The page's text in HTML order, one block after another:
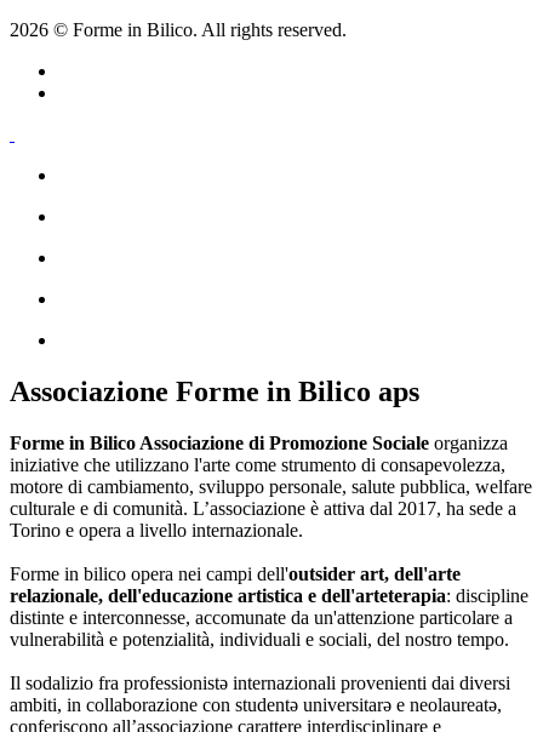
2026 © Forme in Bilico. All rights reserved.
Associazione Forme in Bilico aps
Forme in Bilico Associazione di Promozione Sociale organizza
iniziative che utilizzano l'arte come strumento di consapevolezza,
motore di cambiamento, sviluppo personale, salute pubblica, welfare
culturale e di comunità. L’associazione è attiva dal 2017, ha sede a
Torino e opera a livello internazionale.
Forme in bilico opera nei campi dell'outsider art, dell'arte
relazionale, dell'educazione artistica e dell'arteterapia: discipline
distinte e interconnesse, accomunate da un'attenzione particolare a
vulnerabilità e potenzialità, individuali e sociali, del nostro tempo.
Il sodalizio fra professionistə internazionali provenienti dai diversi
ambiti, in collaborazione con studentə universitarə e neolaureatə,
conferiscono all’associazione carattere interdisciplinare e